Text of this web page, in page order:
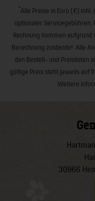
*Alle Preise in Euro (€)
optionaler
Rechnung kommen
Berechnung zustande! Alle
den Bestell- und Preislisten
gültige Preis steht jeweils auf
Weitere
30966